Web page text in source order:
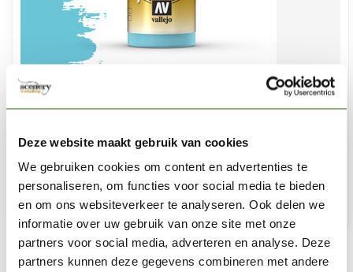
Deze website maakt gebruik van cookies
We gebruiken cookies om content en advertenties te
personaliseren, om functies voor social media te bieden
en om ons websiteverkeer te analyseren. Ook delen we
informatie over uw gebruik van onze site met onze
partners voor social media, adverteren en analyse. Deze
partners kunnen deze gegevens combineren met andere
VALLEJO
Model Air AII SV. Gol Light Blue - 17ml - 71317
€3,06
Op voorraad